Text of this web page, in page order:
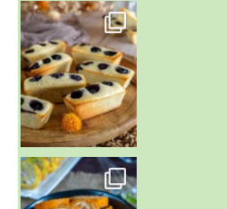
~ FINANCIERS MYRTILLES ET CITRON ~
Aujourd'hu